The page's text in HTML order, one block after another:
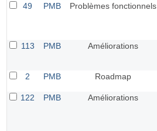
49
PMB Problèmes fonctionnels
113
PMB Améliorations
2
PMB Roadmap
122
PMB Améliorations